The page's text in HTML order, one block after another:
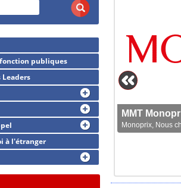
MMT
Monoprix, Nous
fonction publiques
Leaders
à l'étranger